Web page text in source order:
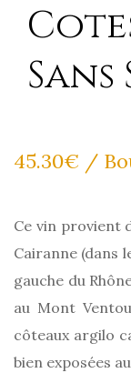
45.30€ /
Ce vin provient
Cairanne (dans
gauche du
au Mont
côteaux argilo
bien exposées